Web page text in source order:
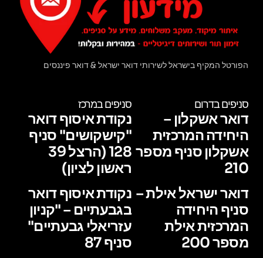
הפורטל המקיף בישראל לשירותי דואר ישראל & דואר פיננסים
סניפים בדרום
דואר אשקלון –
היחידה המרכזית
אשקלון סניף מספר
210
דואר ישראל אילת –
סניף היחידה
המרכזית אילת
מספר 200
סניפים במרכז
נקודת איסוף דואר
"קישקושים" סניף
128 (הרצל 39
ראשון לציון)
נקודת איסוף דואר
בגבעתיים – "קניון
עזריאלי גבעתיים"
סניף 87